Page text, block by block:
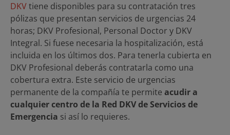
DKVtiene disponibles para su contratación tres
pólizas que presentan servicios de urgencias 24
horas; DKV Profesional, Personal Doctor y DKV
Integral. Si fuese necesaria la hospitalización, está
incluida en los últimos dos. Para tenerla cubierta en
DKV Profesional deberás contratarla como una
cobertura extra. Este servicio de urgencias
permanente de la compañía te permite acudir a
cualquier centro de la Red DKV de Servicios de
Emergencia si así lo requieres.